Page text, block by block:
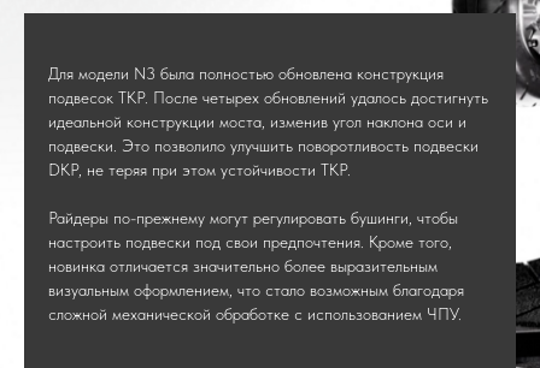
Для модели N3 была полностью обновлена конструкция
подвесок TKP. После четырех обновлений удалось достигнуть
идеальной конструкции моста, изменив угол наклона оси и
подвески. Это позволило улучшить поворотливость подвески
DKP, не теряя при этом устойчивости TKP.
Райдеры по-прежнему могут регулировать бушинги, чтобы
настроить подвески под свои предпочтения. Кроме того,
новинка отличается значительно более выразительным
визуальным оформлением, что стало возможным благодаря
сложной механической обработке с использованием ЧПУ.